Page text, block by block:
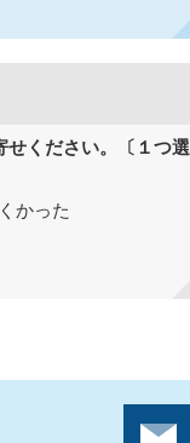
せください。〔１つ選
かった